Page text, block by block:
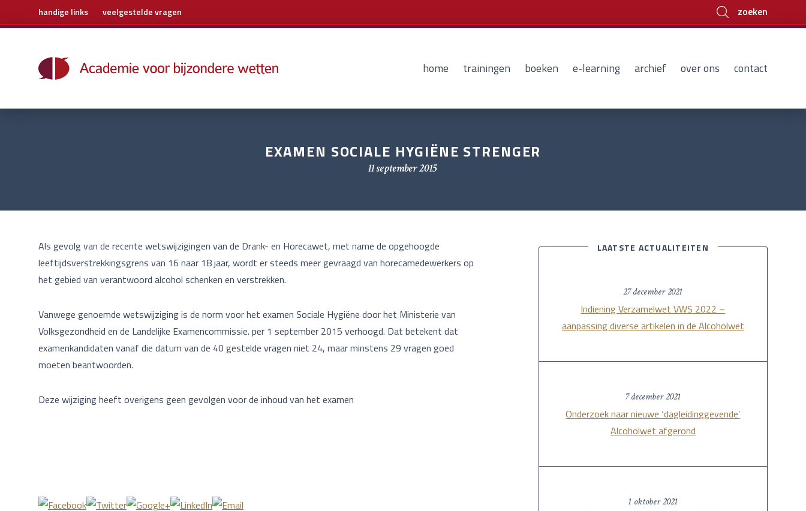
handige links veelgestelde vragen zoeken
Home
Trainingen
home trainingen boeken e-learning archief over ons contact
EXAMEN SOCIALE HYGIËNE STRENGER
11 september 2015
Als gevolg van de recente wetswijzigingen van de Drank- en Horecawet, met name de opgehoogde
leeftijdsverstrekkingsgrens van 16 naar 18 jaar, wordt er steeds meer gevraagd van horecamedewerkers op
het gebied van verantwoord alcohol schenken en verstrekken.
Vanwege genoemde wetswijziging is de norm voor het examen Sociale Hygiëne door het Ministerie van
Volksgezondheid en de Landelijke Examencommissie. per 1 september 2015 verhoogd. Dat betekent dat
examenkandidaten vanaf die datum van de 40 gestelde vragen niet 24, maar minstens 29 vragen goed
moeten beantwoorden.
Deze wijziging heeft overigens geen gevolgen voor de inhoud van het examen
LAATSTE ACTUALITEITEN
Indiening Verzamelwet VWS 2022 –
aanpassing diverse artikelen in de Alcoholwet
27 december 2021
Onderzoek naar nieuwe ‘dagleidinggevende’
Alcoholwet afgerond
7 december 2021
1 oktober 2021